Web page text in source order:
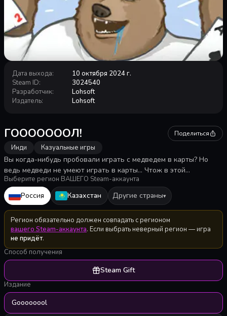
Дата выхода:
10 октября 2024 г.
Steam ID:
3024540
Разработчик:
Lohsoft
Издатель: Lohsoft
ГОООООООЛ! Поделиться
Инди Казуальные игры
Вы когда-нибудь пробовали играть с медведем в карты? Но
ведь медведи не умеют играть в карты... Чтож в этой
невероятной игре вам предстоит ощутить себя в роли медведя,
который пытается играть в карты, однако у него ничего не
получается. Все что он может это крушить всё вокруг и кричать
ГОООООЛ!
Выберите регион ВАШЕГО Steam-аккаунта
Россия Казахстан Другие страны▾
Регион обязательно должен совпадать с регионом
вашего Steam-аккаунта. Если выбрать неверный регион — игра
не придёт.
Способ получения
Steam Gift
Издание
Goooooool